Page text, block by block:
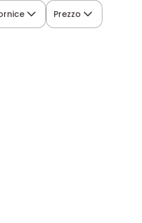
Prezzo